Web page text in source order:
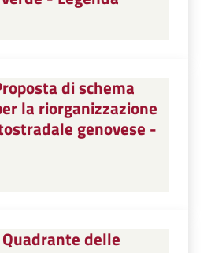
di schema
la riorganizzazione
genovese -
delle